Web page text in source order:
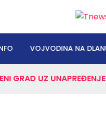
VOJVODINA NA
GRAD UZ